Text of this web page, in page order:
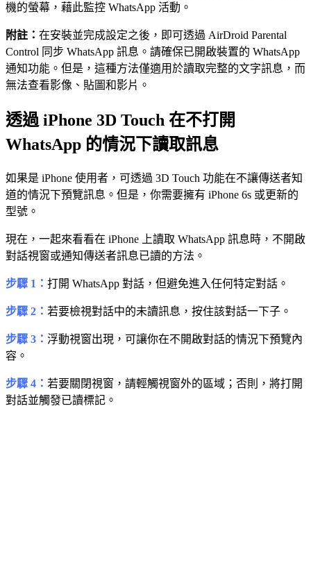
機的螢幕，藉此監控 WhatsApp 活動。
附註： 在安裝並完成設定之後，即可透過 AirDroid Parental
Control 同步 WhatsApp 訊息。請確保已開啟裝置的 WhatsApp
通知功能。但是，這種方法僅適用於讀取完整的文字訊息，而
無法查看影像、貼圖和影片。
透過 iPhone 3D Touch 在不打開
WhatsApp 的情況下讀取訊息
如果是 iPhone 使用者，可透過 3D Touch 功能在不讓傳送者知
道的情況下預覽訊息。但是，你需要擁有 iPhone 6s 或更新的
型號。
現在，一起來看看在 iPhone 上讀取 WhatsApp 訊息時，不開啟
對話視窗或通知傳送者訊息已讀的方法。
步驟 1： 打開 WhatsApp 對話，但避免進入任何特定對話。
步驟 2： 若要檢視對話中的未讀訊息，按住該對話一下子。
步驟 3： 浮動視窗出現，可讓你在不開啟對話的情況下預覽內
容。
步驟 4： 若要關閉視窗，請輕觸視窗外的區域；否則，將打開
對話並觸發已讀標記。